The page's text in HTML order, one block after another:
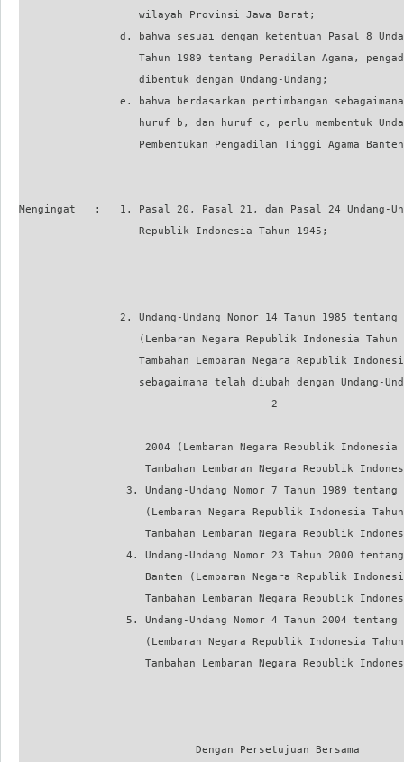
                   wilayah Provinsi Jawa Barat;
d. bahwa sesuai dengan ketentuan Pasal 8
Tahun 1989 tentang Peradilan Agama,
                   dibentuk dengan Undang-Undang;
e. bahwa berdasarkan pertimbangan
huruf b, dan huruf c, perlu membentuk
Pembentukan Pengadilan Tinggi Agama
Mengingat   :   1. Pasal 20, Pasal 21, dan Pasal 24 Undang-
                   Republik Indonesia Tahun 1945;
2. Undang-Undang Nomor 14 Tahun 1985 tentang
(Lembaran Negara Republik Indonesia Tahun
Tambahan Lembaran Negara Republik
sebagaimana telah diubah dengan Undang-
                                      - 2-
2004 (Lembaran Negara Republik Indonesia
Tambahan Lembaran Negara Republik
3. Undang-Undang Nomor 7 Tahun 1989 tentang
(Lembaran Negara Republik Indonesia
Tambahan Lembaran Negara Republik
4. Undang-Undang Nomor 23 Tahun 2000
Banten (Lembaran Negara Republik
Tambahan Lembaran Negara Republik
5. Undang-Undang Nomor 4 Tahun 2004 tentang
(Lembaran Negara Republik Indonesia
Tambahan Lembaran Negara Republik
                            Dengan Persetujuan Bersama